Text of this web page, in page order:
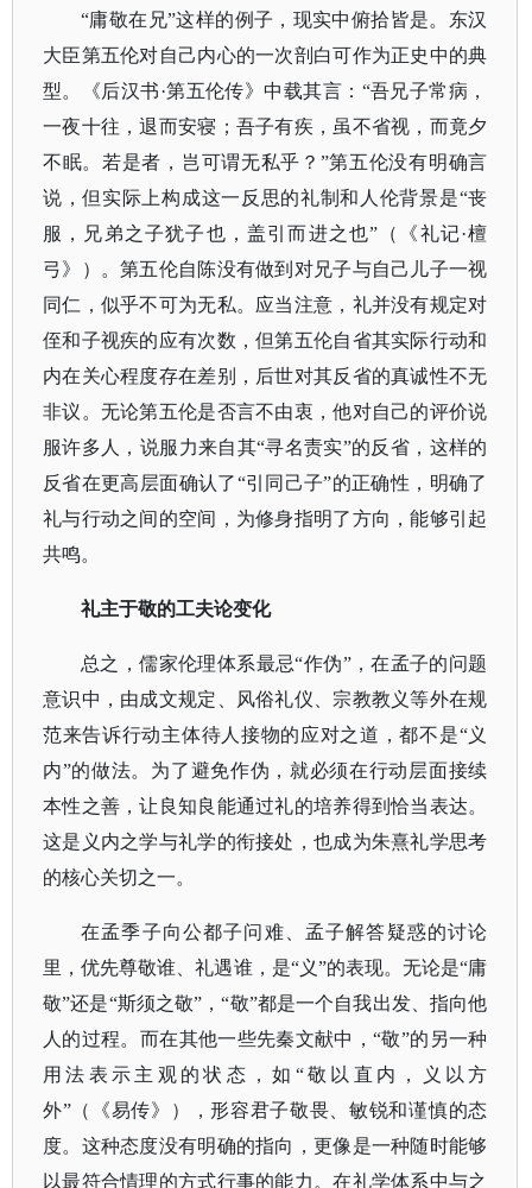
“庸敬在兄”这样的例子，现实中俯拾皆是。东汉
大臣第五伦对自己内心的一次剖白可作为正史中的典
型。《后汉书·第五伦传》中载其言：“吾兄子常病，
一夜十往，退而安寝；吾子有疾，虽不省视，而竟夕
不眠。若是者，岂可谓无私乎？”第五伦没有明确言
说，但实际上构成这一反思的礼制和人伦背景是“丧
服，兄弟之子犹子也，盖引而进之也”（《礼记·檀
弓》）。第五伦自陈没有做到对兄子与自己儿子一视
同仁，似乎不可为无私。应当注意，礼并没有规定对
侄和子视疾的应有次数，但第五伦自省其实际行动和
内在关心程度存在差别，后世对其反省的真诚性不无
非议。无论第五伦是否言不由衷，他对自己的评价说
服许多人，说服力来自其“寻名责实”的反省，这样的
反省在更高层面确认了“引同己子”的正确性，明确了
礼与行动之间的空间，为修身指明了方向，能够引起
共鸣。
礼主于敬的工夫论变化
总之，儒家伦理体系最忌“作伪”，在孟子的问题
意识中，由成文规定、风俗礼仪、宗教教义等外在规
范来告诉行动主体待人接物的应对之道，都不是“义
内”的做法。为了避免作伪，就必须在行动层面接续
本性之善，让良知良能通过礼的培养得到恰当表达。
这是义内之学与礼学的衔接处，也成为朱熹礼学思考
的核心关切之一。
在孟季子向公都子问难、孟子解答疑惑的讨论
里，优先尊敬谁、礼遇谁，是“义”的表现。无论是“庸
敬”还是“斯须之敬”，“敬”都是一个自我出发、指向他
人的过程。而在其他一些先秦文献中，“敬”的另一种
用法表示主观的状态，如“敬以直内，义以方
外”（《易传》），形容君子敬畏、敏锐和谨慎的态
度。这种态度没有明确的指向，更像是一种随时能够
以最符合情理的方式行事的能力。在礼学体系中与之